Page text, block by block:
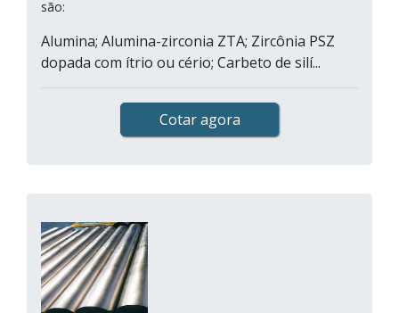
são:
Alumina; Alumina-zirconia ZTA; Zircônia PSZ
dopada com ítrio ou cério; Carbeto de silí...
Cotar agora